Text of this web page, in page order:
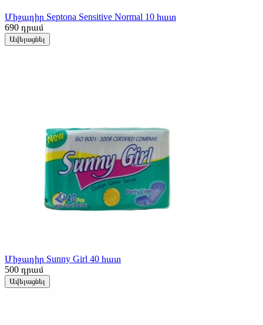
Միջադիր Septona Sensitive Normal 10 հատ
690 դրամ
Ավելացնել
Միջադիր Sunny Girl 40 հատ
500 դրամ
Ավելացնել